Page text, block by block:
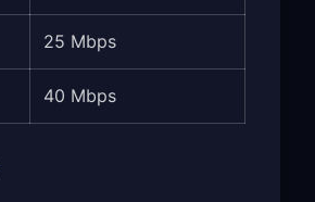
25 Mbps
40 Mbps